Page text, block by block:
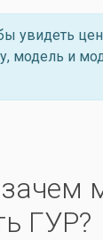
увидеть
модель и
ГУР?